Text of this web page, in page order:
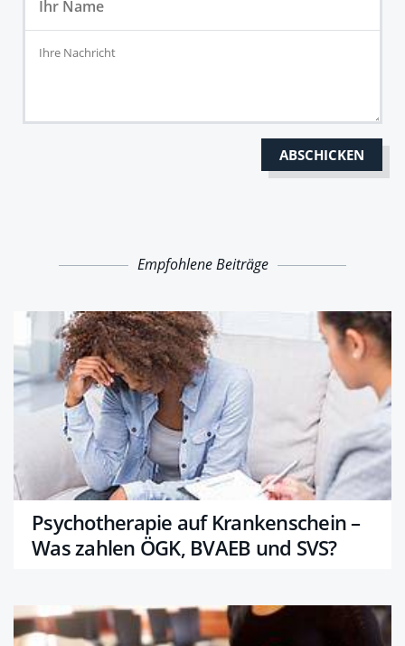
Empfohlene Beiträge
Psychotherapie auf Krankenschein –
Was zahlen ÖGK, BVAEB und SVS?